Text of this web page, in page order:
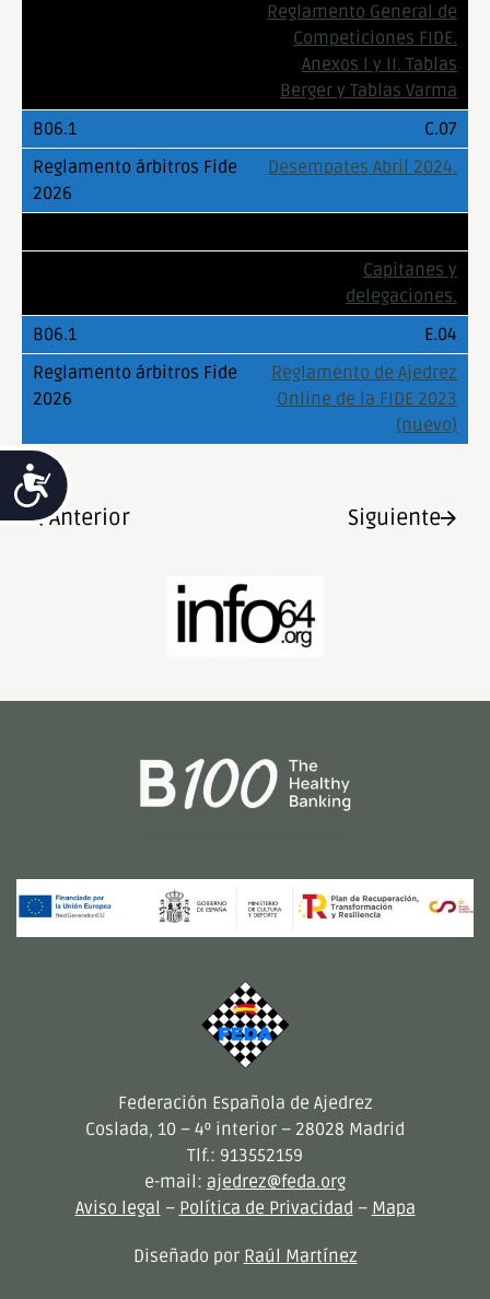
Accesibilidad
Reglamento General de
Competiciones FIDE.
Anexos I y II. Tablas
Berger y Tablas Varma
C.07
Desempates Abril 2024.
Capitanes y
delegaciones.
E.04
Reglamento de Ajedrez
Online de la FIDE 2023
(nuevo)
Anterior Siguiente
Federación Española de Ajedrez
Coslada, 10 – 4º interior – 28028 Madrid
Tlf.: 913552159
e-mail: ajedrez@feda.org
Aviso legal – Política de Privacidad – Mapa
Diseñado por Raúl Martínez